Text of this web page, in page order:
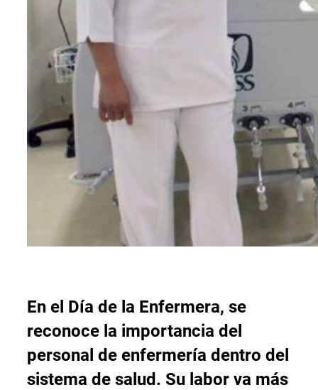
En el Día de la Enfermera, se
reconoce la importancia del
personal de enfermería dentro del
sistema de salud. Su labor va más